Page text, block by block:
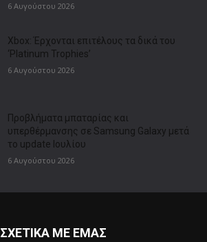
6 Αυγούστου 2026
Xbox: Έρχονται επιτέλους τα δικά του
‘Platinum Trophies’
6 Αυγούστου 2026
Προβλήματα μπαταρίας και
υπερθέρμανσης σε Samsung Galaxy μετά
το update Ιουλίου
6 Αυγούστου 2026
ΣΧΕΤΙΚΑ ΜΕ ΕΜΑΣ